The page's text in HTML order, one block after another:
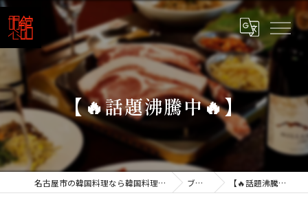
【🔥話題沸騰中🔥】
名古屋市の韓国料理なら韓国料理 明心館 ブログ 【🔥話題沸騰中🔥】